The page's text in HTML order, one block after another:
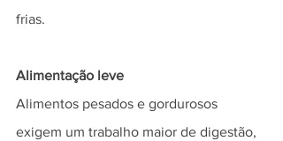
frias.
Alimentação leve
Alimentos pesados e gordurosos
exigem um trabalho maior de digestão,